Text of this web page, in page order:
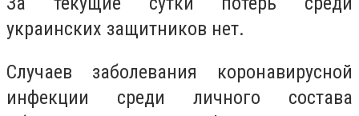
украинских защитников нет.
Случаев заболевания коронавирусной
инфекции среди личного состава